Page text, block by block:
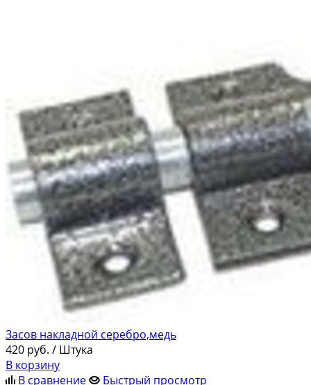
Засов накладной серебро,медь
420 руб. / Штука
В корзину
В сравнение
Быстрый просмотр